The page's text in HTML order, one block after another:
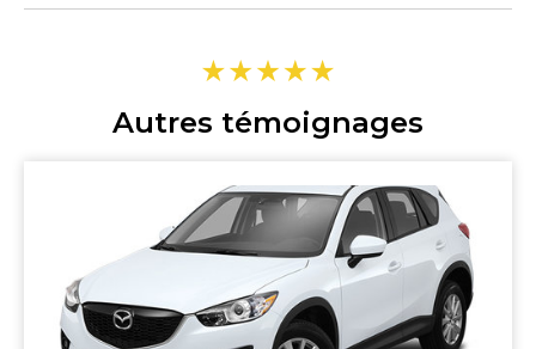
Autres témoignages